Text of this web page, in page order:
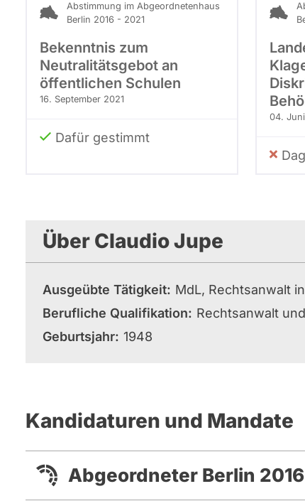
Abstimmung im Abgeordnetenhaus
Berlin 2016 - 2021
Bekenntnis zum
Neutralitätsgebot an
öffentlichen Schulen
16. September 2021
Dafür gestimmt
04.
Über Claudio Jupe
Ausgeübte Tätigkeit
MdL, Rechtsanwalt
Berufliche Qualifikation
Rechtsanwalt
Geburtsjahr 1948
Kandidaturen und Mandate
Abgeordneter Berlin